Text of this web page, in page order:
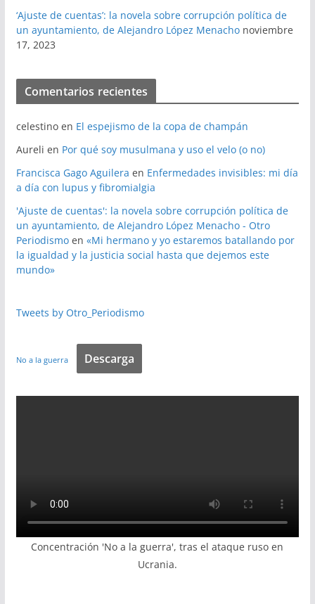
‘Ajuste de cuentas’: la novela sobre corrupción política de
un ayuntamiento, de Alejandro López Menacho noviembre
17, 2023
Comentarios recientes
celestinoen El espejismo de la copa de champán
Aureli en Por qué soy musulmana y uso el velo (o no)
Francisca Gago Aguilera en Enfermedades invisibles: mi día
a día con lupus y fibromialgia
'Ajuste de cuentas': la novela sobre corrupción política de
un ayuntamiento, de Alejandro López Menacho - Otro
Periodismoen «Mi hermano y yo estaremos batallando por
la igualdad y la justicia social hasta que dejemos este
mundo»
Tweets by Otro_Periodismo
No a la guerra Descarga
Concentración 'No a la guerra', tras el ataque ruso en
Ucrania.